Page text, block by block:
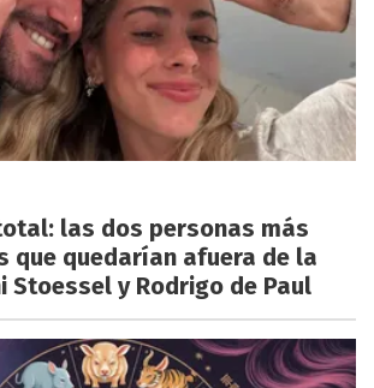
las dos personas más
que quedarían afuera de la
Stoessel y Rodrigo de Paul